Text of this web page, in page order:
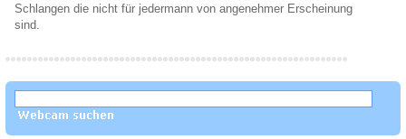
Schlangen die nicht für jedermann von angenehmer Erscheinung
sind.